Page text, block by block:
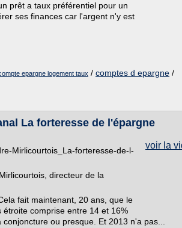
prêt a taux préférentiel pour un
ses finances car l'argent n'y est
epargne logement taux / comptes d epargne /
La forteresse de l'épargne
voir la
Mirlicourtois_La-forteresse-de-l-
directeur de la
fait maintenant, 20 ans, que le
comprise entre 14 et 16%
ou presque. Et 2013 n'a pas...